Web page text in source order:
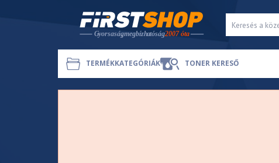
TERMÉKKATEGÓRIÁK TONER KERESŐ